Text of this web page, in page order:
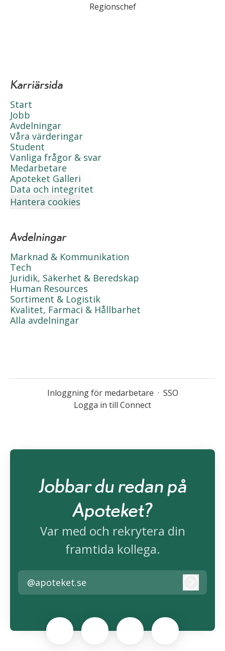
Regionschef
Karriärsida
Start
Jobb
Avdelningar
Våra värderingar
Student
Vanliga frågor & svar
Medarbetare
Apoteket Galleri
Data och integritet
Hantera cookies
Avdelningar
Marknad & Kommunikation
Tech
Juridik, Säkerhet & Beredskap
Human Resources
Sortiment & Logistik
Kvalitet, Farmaci & Hållbarhet
Alla avdelningar
Inloggning för medarbetare · SSO
Logga in till Connect
Jobbar du redan på
Apoteket?
Var med och rekrytera din
framtida kollega.
@apoteket.se